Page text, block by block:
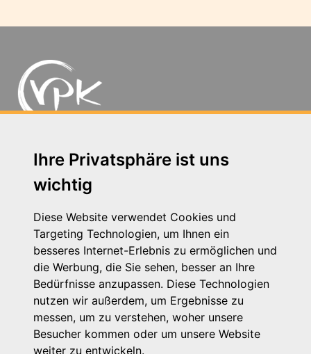
Ihre Privatsphäre ist uns
wichtig
Diese Website verwendet Cookies und
Targeting Technologien, um Ihnen ein
besseres Internet-Erlebnis zu ermöglichen und
die Werbung, die Sie sehen, besser an Ihre
Bedürfnisse anzupassen. Diese Technologien
nutzen wir außerdem, um Ergebnisse zu
messen, um zu verstehen, woher unsere
Besucher kommen oder um unsere Website
weiter zu entwickeln.
Michaelkirchstr. 17/18 - 10179 Berlin
Telefon: 030 – 58 58 17 16 01
E-Mail: info@vpk.de
Presse
Kontakt
Impressum
Datenschutzhinweis
Login